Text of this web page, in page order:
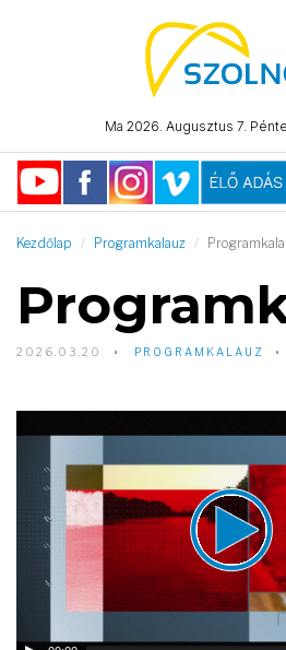
Ma 2026. Augusztus 7.
Kezdőlap Programkalauz
2026.03.20 PROGRAMKALAUZ